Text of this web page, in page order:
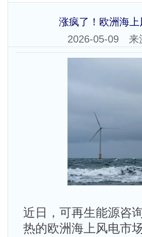
涨疯了！欧洲海
2026-05-09 来
近日，可再生能源咨
热的欧洲海上风电市